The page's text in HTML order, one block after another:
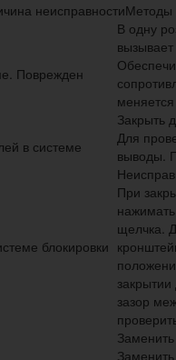
неисправностиМетоды
В одну
Поврежден
Закрыть
в системе
Для
выводы.
блокировки
При
щелчка.
зазор